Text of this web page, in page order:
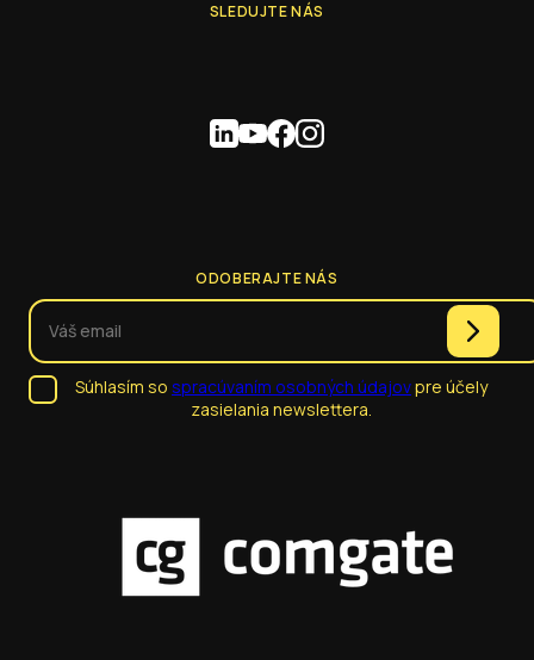
SLEDUJTE NÁS
ODOBERAJTE NÁS
Súhlasím so spracúvaním osobných údajovpre účely
zasielania newslettera.